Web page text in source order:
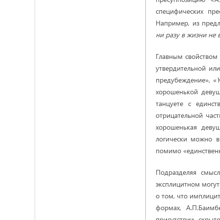
специфических
Например, из
ни разу в жизни не
Главным свойством
утвердительной
предубеждение», «
хорошенькой
танцуете с
отрицательной
хорошенькая
логически можно
помимо
Подразделяя
эксплицитном
о том, что
формах,